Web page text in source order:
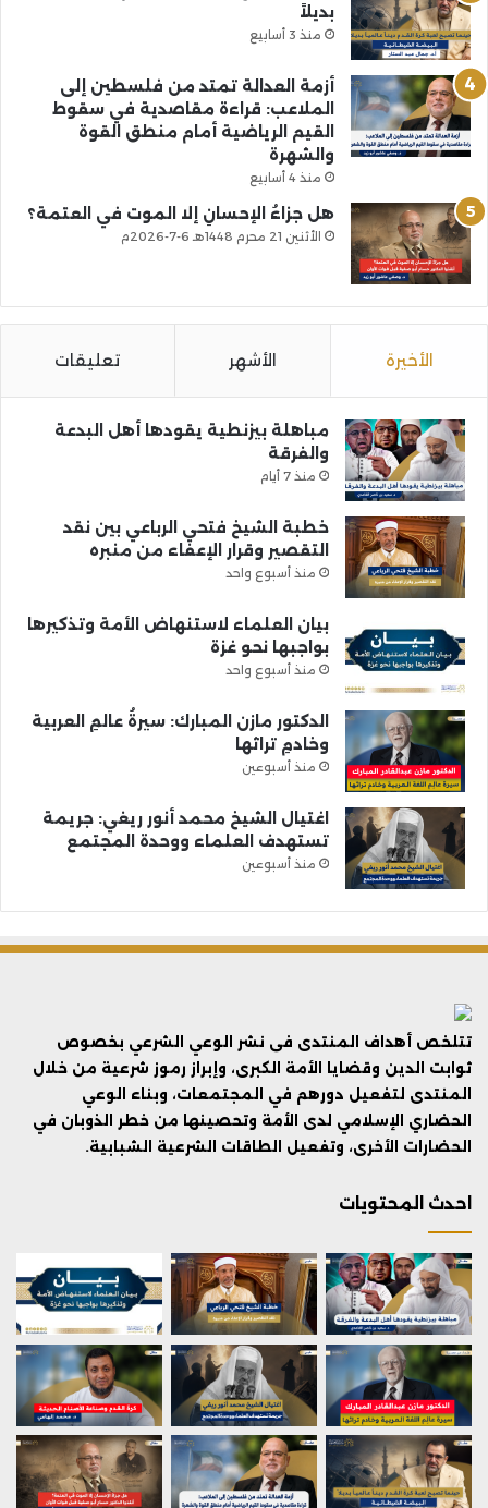
بديلاً
منذ 3 أسابيع
أزمة العدالة تمتد من فلسطين إلى
الملاعب: قراءة مقاصدية في سقوط
القيم الرياضية أمام منطق القوة
والشهرة
منذ 4 أسابيع
هل جزاءُ الإحسانِ إلا الموت في العتمة؟
الأثنين 21 محرم 1448هـ 6-7-2026م
الأخيرة الأشهر تعليقات
مباهلة بيزنطية يقودها أهل البدعة
والفرقة
منذ 7 أيام
خطبة الشيخ فتحي الرباعي بين نقد
التقصير وقرار الإعفاء من منبره
منذ أسبوع واحد
بيان العلماء لاستنهاض الأمة وتذكيرها
بواجبها نحو غزة
منذ أسبوع واحد
الدكتور مازن المبارك: سيرةُ عالمِ العربية
وخادمِ تراثها
منذ أسبوعين
اغتيال الشيخ محمد أنور ريغي: جريمة
تستهدف العلماء ووحدة المجتمع
منذ أسبوعين
تتلخص أهداف المنتدى فى نشر الوعي الشرعي بخصوص
ثوابت الدين وقضايا الأمة الكبرى، وإبراز رموز شرعية من خلال
المنتدى لتفعيل دورهم في المجتمعات، وبناء الوعي
الحضاري الإسلامي لدى الأمة وتحصينها من خطر الذوبان في
الحضارات الأخرى، وتفعيل الطاقات الشرعية الشبابية.
احدث المحتويات